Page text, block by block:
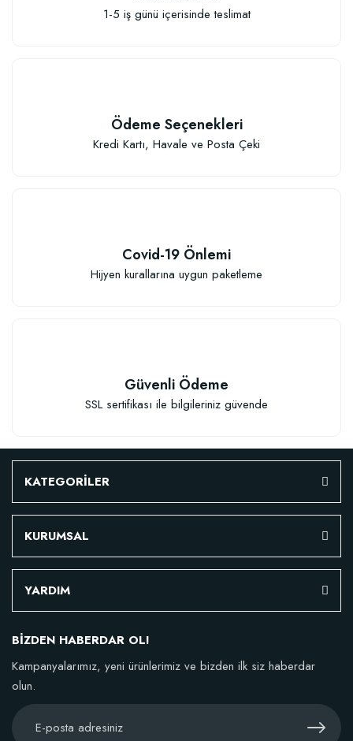
1-5 iş günü içerisinde teslimat
Ödeme Seçenekleri
Kredi Kartı, Havale ve Posta Çeki
Covid-19 Önlemi
Hijyen kurallarına uygun paketleme
Güvenli Ödeme
SSL sertifikası ile bilgileriniz güvende
KATEGORİLER
KURUMSAL
YARDIM
BİZDEN HABERDAR OL!
Kampanyalarımız, yeni ürünlerimiz ve bizden ilk siz haberdar
olun.